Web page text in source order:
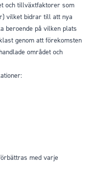
och tillväxtfaktorer som
vilket bidrar till att nya
beroende på vilken plats
genom att förekomsten
området och
med varje